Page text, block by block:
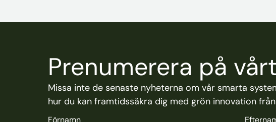
Prenumerera på
Missa inte de senaste nyheterna om vår smarta
hur du kan framtidssäkra dig med grön innovation från